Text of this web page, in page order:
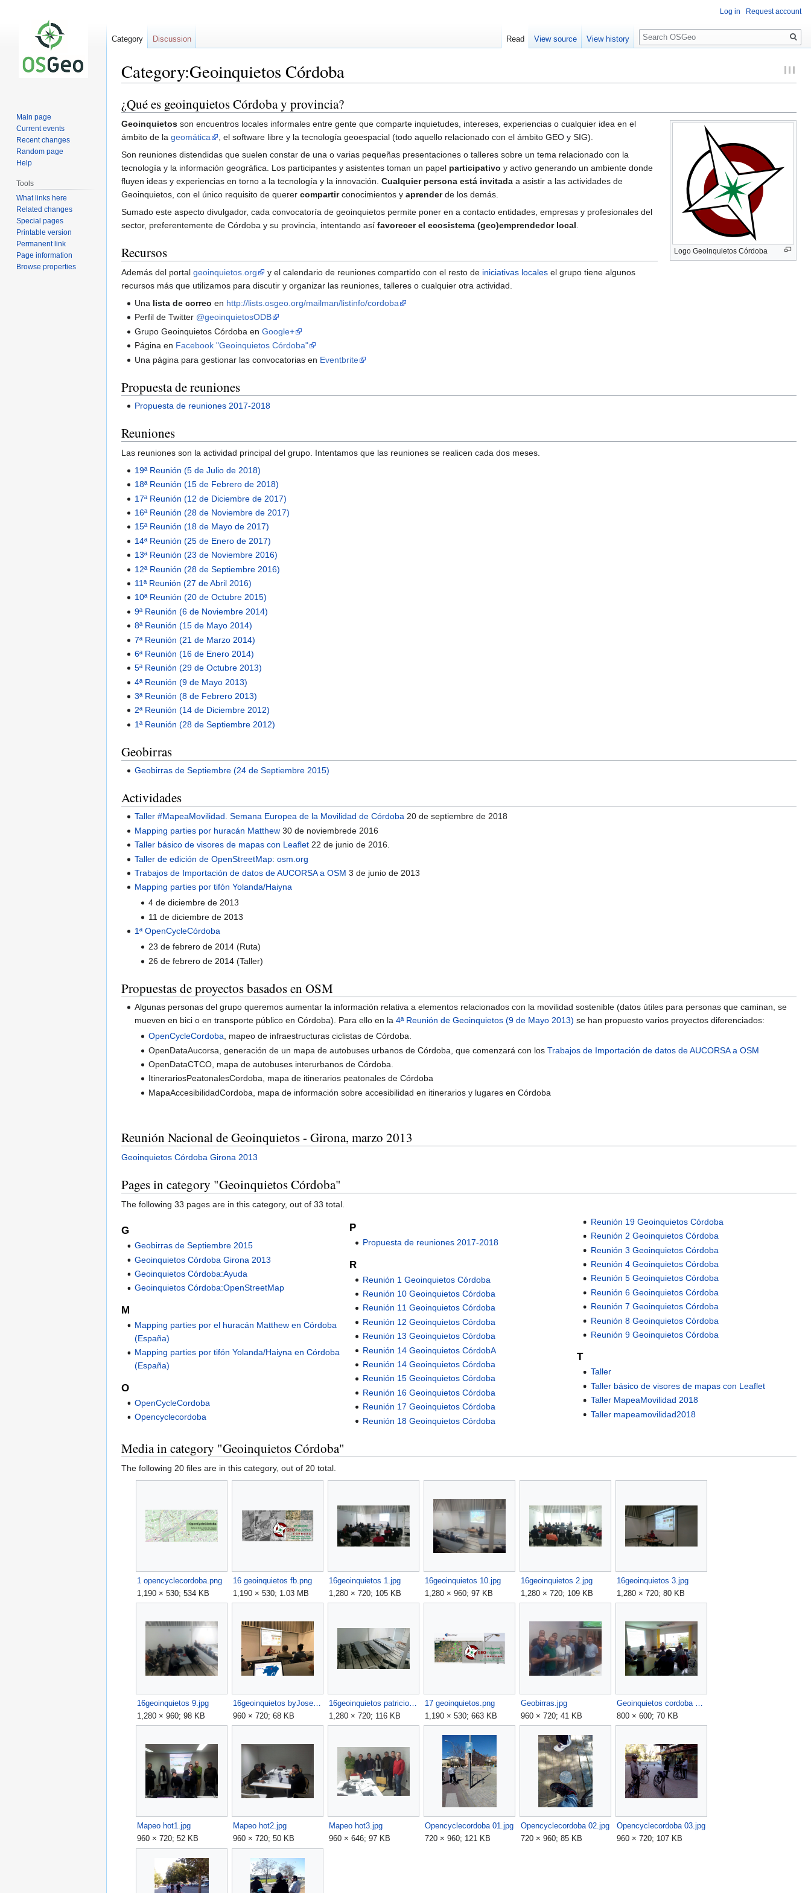
Category:Geoinquietos Córdoba
Jump
to
navigation
Jump
to
search
¿Qué es geoinquietos Córdoba y provincia?
Logo Geoinquietos Córdoba
Geoinquietos son encuentros locales informales entre gente que comparte inquietudes, intereses, experiencias o cualquier idea en el
ámbito de la geomática
, el software libre y la tecnología geoespacial (todo aquello relacionado con el ámbito GEO y SIG).
Son reuniones distendidas que suelen constar de una o varias pequeñas presentaciones o talleres sobre un tema relacionado con la
tecnología y la información geográfica. Los participantes y asistentes toman un papel participativo y activo generando un ambiente donde
fluyen ideas y experiencias en torno a la tecnología y la innovación. Cualquier persona está invitada a asistir a las actividades de
Geoinquietos, con el único requisito de querer compartirconocimientos y aprenderde los demás.
Sumado este aspecto divulgador, cada convocatoría de geoinquietos permite poner en a contacto entidades, empresas y profesionales del
sector, preferentemente de Córdoba y su provincia, intentando así favorecer el ecosistema (geo)emprendedor local
Recursos
Además del portal geoinquietos.org y el calendario de reuniones compartido con el resto de iniciativas locales el grupo tiene algunos
recursos más que utilizamos para discutir y organizar las reuniones, talleres o cualquier otra actividad.
Una lista de correo en http://lists.osgeo.org/mailman/listinfo/cordoba
Perfil de Twitter @geoinquietosODB
Grupo Geoinquietos Córdoba enGoogle+
Página en Facebook "Geoinquietos Córdoba"
Una página para gestionar las convocatorias en Eventbrite
Propuesta de reuniones
Propuesta de reuniones 2017-2018
Reuniones
Las reuniones son la actividad principal del grupo. Intentamos que las reuniones se realicen cada dos meses.
19ª Reunión (5 de Julio de 2018)
18ª Reunión (15 de Febrero de 2018)
17ª Reunión (12 de Diciembre de 2017)
16ª Reunión (28 de Noviembre de 2017)
15ª Reunión (18 de Mayo de 2017)
14ª Reunión (25 de Enero de 2017)
13ª Reunión (23 de Noviembre 2016)
12ª Reunión (28 de Septiembre 2016)
11ª Reunión (27 de Abril 2016)
10ª Reunión (20 de Octubre 2015)
9ª Reunión (6 de Noviembre 2014)
8ª Reunión (15 de Mayo 2014)
7ª Reunión (21 de Marzo 2014)
6ª Reunión (16 de Enero 2014)
5ª Reunión (29 de Octubre 2013)
4ª Reunión (9 de Mayo 2013)
3ª Reunión (8 de Febrero 2013)
2ª Reunión (14 de Diciembre 2012)
1ª Reunión (28 de Septiembre 2012)
Geobirras
Geobirras de Septiembre (24 de Septiembre 2015)
Actividades
Taller #MapeaMovilidad. Semana Europea de la Movilidad de Córdoba 20 de septiembre de 2018
Mapping parties por huracán Matthew 30 de noviembrede 2016
Taller básico de visores de mapas con Leaflet 22 de junio de 2016.
Taller de edición de OpenStreetMap: osm.org
Trabajos de Importación de datos de AUCORSA a OSM 3 de junio de 2013
Mapping parties por tifón Yolanda/Haiyna
4 de diciembre de 2013
11 de diciembre de 2013
1ª OpenCycleCórdoba
23 de febrero de 2014 (Ruta)
26 de febrero de 2014 (Taller)
Propuestas de proyectos basados en OSM
Algunas personas del grupo queremos aumentar la información relativa a elementos relacionados con la movilidad sostenible (datos útiles para personas que caminan, se
mueven en bici o en transporte público en Córdoba). Para ello en la4ª Reunión de Geoinquietos (9 de Mayo 2013) se han propuesto varios proyectos diferenciados:
OpenCycleCordoba, mapeo de infraestructuras ciclistas de Córdoba.
OpenDataAucorsa, generación de un mapa de autobuses urbanos de Córdoba, que comenzará con los Trabajos de Importación de datos de AUCORSA a OSM
OpenDataCTCO, mapa de autobuses interurbanos de Córdoba.
ItinerariosPeatonalesCordoba, mapa de itinerarios peatonales de Córdoba
MapaAccesibilidadCordoba, mapa de información sobre accesibilidad en itinerarios y lugares en Córdoba
Reunión Nacional de Geoinquietos - Girona, marzo 2013
Geoinquietos Córdoba Girona 2013
Pages in category "Geoinquietos Córdoba"
The following 33 pages are in this category, out of 33 total.
G
Geobirras de Septiembre 2015
Geoinquietos Córdoba Girona 2013
Geoinquietos Córdoba:Ayuda
Geoinquietos Córdoba:OpenStreetMap
M
Mapping parties por el huracán Matthew en Córdoba
(España)
Mapping parties por tifón Yolanda/Haiyna en Córdoba
(España)
O
OpenCycleCordoba
Opencyclecordoba
P
Propuesta de reuniones 2017-2018
R
Reunión 1 Geoinquietos Córdoba
Reunión 10 Geoinquietos Córdoba
Reunión 11 Geoinquietos Córdoba
Reunión 12 Geoinquietos Córdoba
Reunión 13 Geoinquietos Córdoba
Reunión 14 Geoinquietos CórdobA
Reunión 14 Geoinquietos Córdoba
Reunión 15 Geoinquietos Córdoba
Reunión 16 Geoinquietos Córdoba
Reunión 17 Geoinquietos Córdoba
Reunión 18 Geoinquietos Córdoba
Reunión 19 Geoinquietos Córdoba
Reunión 2 Geoinquietos Córdoba
Reunión 3 Geoinquietos Córdoba
Reunión 4 Geoinquietos Córdoba
Reunión 5 Geoinquietos Córdoba
Reunión 6 Geoinquietos Córdoba
Reunión 7 Geoinquietos Córdoba
Reunión 8 Geoinquietos Córdoba
Reunión 9 Geoinquietos Córdoba
T
Taller
Taller básico de visores de mapas con Leaflet
Taller MapeaMovilidad 2018
Taller mapeamovilidad2018
Media in category "Geoinquietos Córdoba"
The following 20 files are in this category, out of 20 total.
1 opencyclecordoba.png
1,190 × 530; 534 KB
16 geoinquietos fb.png
1,190 × 530; 1.03 MB
16geoinquietos 1.jpg
1,280 × 720; 105 KB
16geoinquietos 10.jpg
1,280 × 960; 97 KB
16geoinquietos 2.jpg
1,280 × 720; 109 KB
16geoinquietos 3.jpg
1,280 × 720; 80 KB
16geoinquietos 9.jpg
1,280 × 960; 98 KB
960 × 720; 68 KB
1,280 × 720; 116 KB
17 geoinquietos.png
1,190 × 530; 663 KB
Geobirras.jpg
960 × 720; 41 KB
800 × 600; 70 KB
Mapeo hot1.jpg
960 × 720; 52 KB
Mapeo hot2.jpg
960 × 720; 50 KB
Mapeo hot3.jpg
960 × 646; 97 KB
Opencyclecordoba 01.jpg
720 × 960; 121 KB
Opencyclecordoba 02.jpg
720 × 960; 85 KB
Opencyclecordoba 03.jpg
960 × 720; 107 KB
Log in Request account
Category Discussion Read View source View history
Search
Main page
Current events
Recent changes
Random page
Help
Tools
What links here
Related changes
Special pages
Printable version
Permanent link
Page information
Browse properties